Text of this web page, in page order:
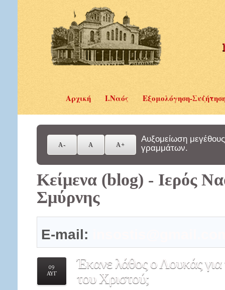
Αρχική Ι.Ναός Εξομολόγηση-
Αυξομείωση μεγέθους
γραμμάτων.
Κείμενα (blog) - Ιερός
Σμύρνης
E-mail:
09
ΑΥΓ
Έκανε λάθος ο Λουκάς
του Χριστού;